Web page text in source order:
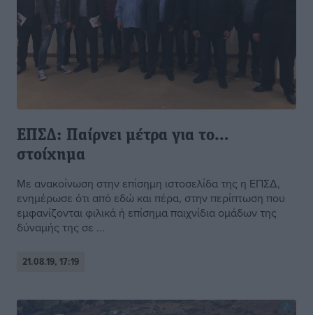
ΕΠΣΔ: Παίρνει μέτρα για το…
στοίχημα
Με ανακοίνωση στην επίσημη ιστοσελίδα της η ΕΠΣΔ,
ενημέρωσε ότι από εδώ και πέρα, στην περίπτωση που
εμφανίζονται φιλικά ή επίσημα παιχνίδια ομάδων της
δύναμής της σε ...
21.08.19, 17:19